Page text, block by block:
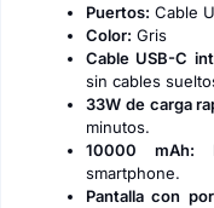
Puertos: Cable
Color: Gris
Cable USB-C
sin cables
33W de carga
minutos.
10000 mAh:
smartphone.
Pantalla con